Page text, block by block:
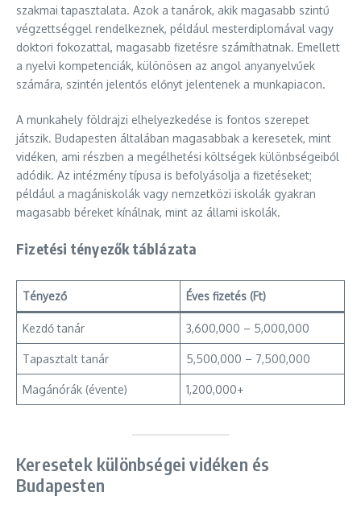
szakmai tapasztalata. Azok a tanárok, akik magasabb szintű
végzettséggel rendelkeznek, például mesterdiplomával vagy
doktori fokozattal, magasabb fizetésre számíthatnak. Emellett
a nyelvi kompetenciák, különösen az angol anyanyelvűek
számára, szintén jelentős előnyt jelentenek a munkapiacon.
A munkahely földrajzi elhelyezkedése is fontos szerepet
játszik. Budapesten általában magasabbak a keresetek, mint
vidéken, ami részben a megélhetési költségek különbségeiből
adódik. Az intézmény típusa is befolyásolja a fizetéseket;
például a magániskolák vagy nemzetközi iskolák gyakran
magasabb béreket kínálnak, mint az állami iskolák.
Fizetési tényezők táblázata
Tényező Éves fizetés (Ft)
Kezdő tanár 3,600,000 – 5,000,000
Tapasztalt tanár 5,500,000 – 7,500,000
Magánórák (évente) 1,200,000+
Keresetek különbségei vidéken és
Budapesten